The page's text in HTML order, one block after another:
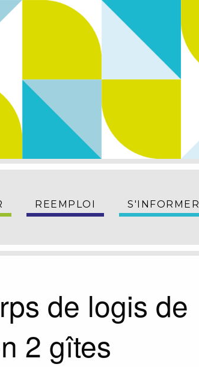
REEMPLOI
S'INFORMER
de logis de
2 gîtes